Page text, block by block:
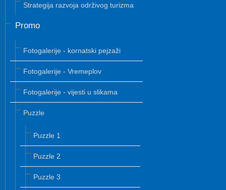
Strategija razvoja održivog turizma
Promo
Fotogalerije - kornatski pejzaži
Fotogalerije - Vremeplov
Fotogalerije - vijesti u slikama
Puzzle
Puzzle 1
Puzzle 2
Puzzle 3